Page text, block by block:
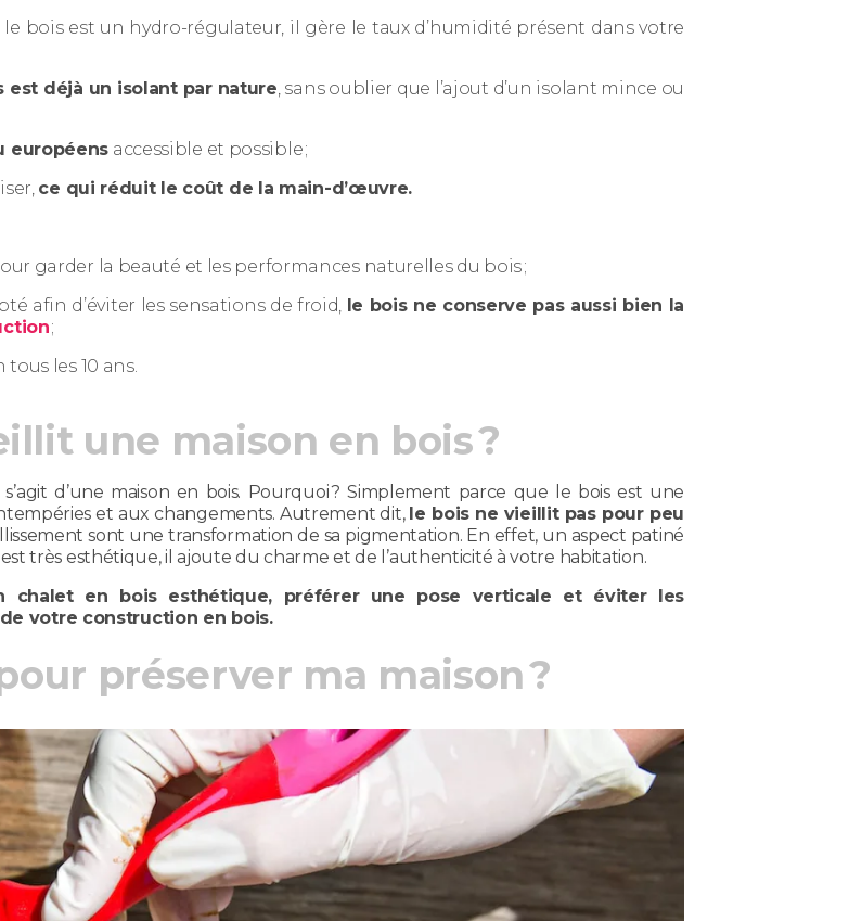
bois est un hydro-régulateur, il gère le taux d’humidité présent dans votre
déjà un isolant par nature, sans oublier que l’ajout d’un isolant mince ou
européens accessible et possible ;
ce qui réduit le coût de la main-d’œuvre.
garder la beauté et les performances naturelles du bois ;
afin d’éviter les sensations de froid, le bois ne conserve pas aussi bien la
;
les 10 ans.
une maison en bois ?
d’une maison en bois. Pourquoi ? Simplement parce que le bois est une
et aux changements. Autrement dit, le bois ne vieillit pas pour peu
sont une transformation de sa pigmentation. En effet, un aspect patiné
très esthétique, il ajoute du charme et de l’authenticité à votre habitation.
chalet en bois esthétique, préférer une pose verticale et éviter les
de votre construction en bois.
préserver ma maison ?